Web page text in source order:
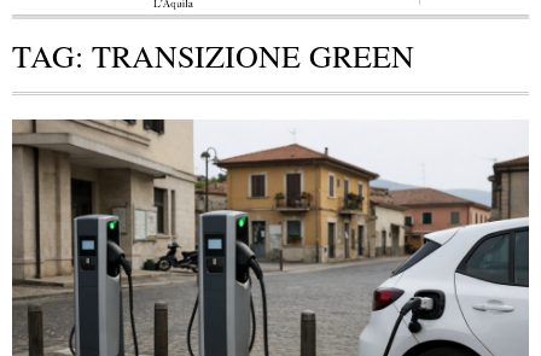
TAG: TRANSIZIONE GREEN